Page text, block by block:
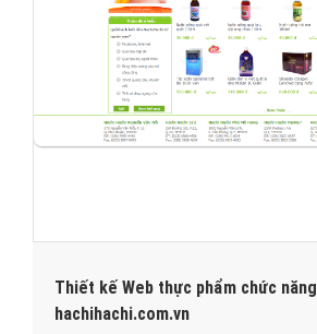
Thiết kế Web thực phẩm chức năng
hachihachi.com.vn